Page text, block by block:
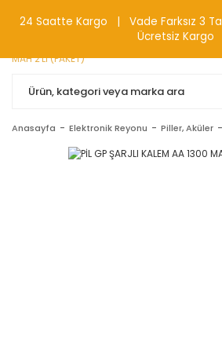
0(212) 240 87 88
Anasayfa Elektronik Reyonu Piller, Aküler
24 Saatte Kargo | Vade Farksız 3
Ücretsiz Kargo